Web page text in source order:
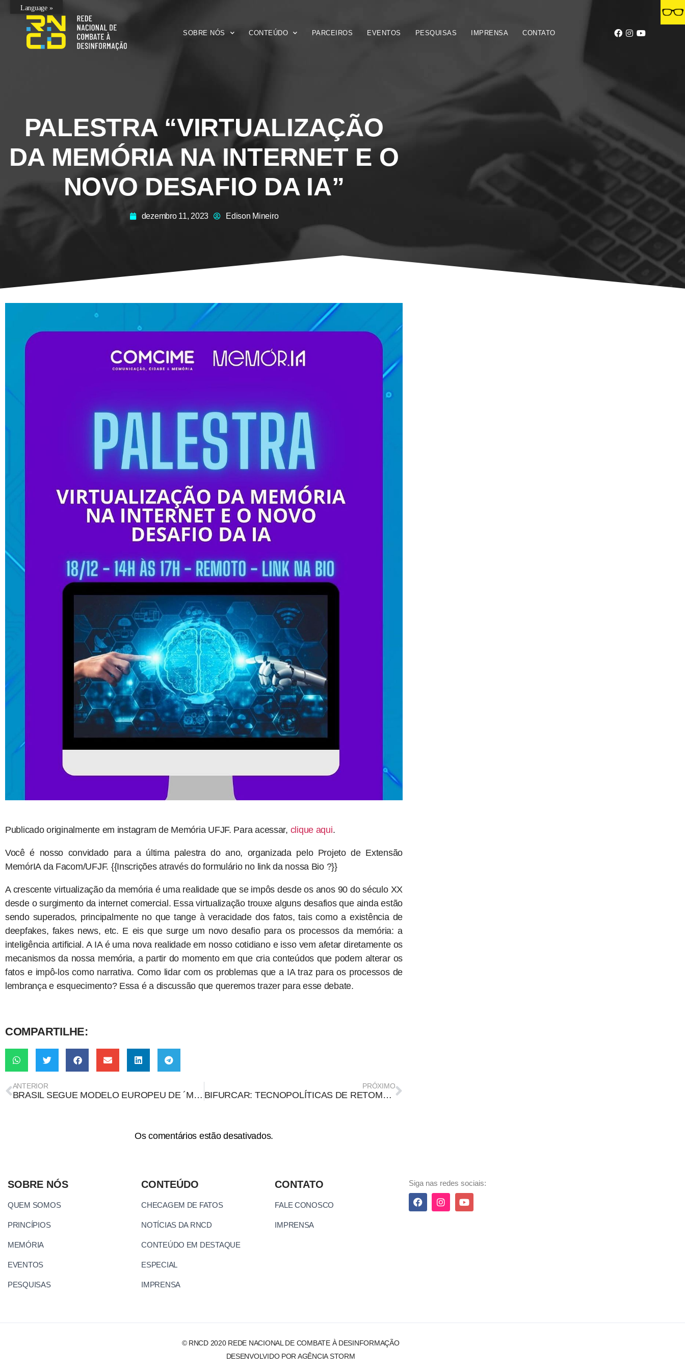
SOBRE NÓS CONTEÚDO PARCEIROS EVENTOS PESQUISAS IMPRENSA CONTATO
PALESTRA “VIRTUALIZAÇÃO
DA MEMÓRIA NA INTERNET E O
NOVO DESAFIO DA IA”
dezembro 11, 2023 Edison Mineiro
Publicado originalmente em instagram de Memória UFJF. Para acessar, clique aqui.
Você é nosso convidado para a última palestra do ano, organizada pelo Projeto de Extensão
MemórIA da Facom/UFJF. {{Inscrições através do formulário no link da nossa Bio ?}}
A crescente virtualização da memória é uma realidade que se impôs desde os anos 90 do século XX
desde o surgimento da internet comercial. Essa virtualização trouxe alguns desafios que ainda estão
sendo superados, principalmente no que tange à veracidade dos fatos, tais como a existência de
deepfakes, fakes news, etc. E eis que surge um novo desafio para os processos da memória: a
inteligência artificial. A IA é uma nova realidade em nosso cotidiano e isso vem afetar diretamente os
mecanismos da nossa memória, a partir do momento em que cria conteúdos que podem alterar os
fatos e impô-los como narrativa. Como lidar com os problemas que a IA traz para os processos de
lembrança e esquecimento? Essa é a discussão que queremos trazer para esse debate.
COMPARTILHE:
ANTERIOR
BRASIL SEGUE MODELO EUROPEU DE ´MAIS RISCOS, MAIS DEVERES´
PRÓXIMO
BIFURCAR: TECNOPOLÍTICAS DE RETOMADA
Os comentários estão desativados.
SOBRE NÓS
QUEM SOMOS
PRINCÍPIOS
MEMÓRIA
EVENTOS
PESQUISAS
CONTEÚDO
CHECAGEM DE FATOS
NOTÍCIAS DA RNCD
CONTEÚDO EM DESTAQUE
ESPECIAL
IMPRENSA
CONTATO
FALE CONOSCO
IMPRENSA
Siga nas redes sociais:
© RNCD 2020 REDE NACIONAL DE COMBATE À DESINFORMAÇÃO
DESENVOLVIDO POR AGÊNCIA STORM
Language »